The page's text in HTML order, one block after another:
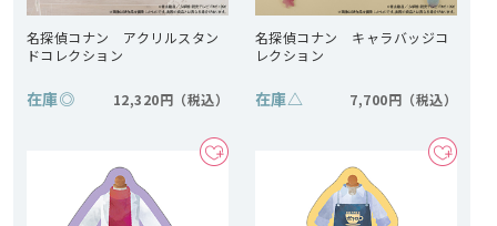
名探偵コナン アクリルスタン
ドコレクション
在庫◎ 12,320円
名探偵コナン キャラバッジコ
レクション
在庫△ 7,700円